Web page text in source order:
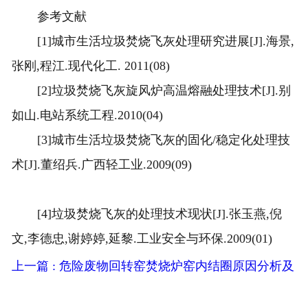
参考文献
[1]城市生活垃圾焚烧飞灰处理研究进展[J].海景,
张刚,程江.现代化工. 2011(08)
[2]垃圾焚烧飞灰旋风炉高温熔融处理技术[J].别
如山.电站系统工程.2010(04)
[3]城市生活垃圾焚烧飞灰的固化/稳定化处理技
术[J].董绍兵.广西轻工业.2009(09)
[4]垃圾焚烧飞灰的处理技术现状[J].张玉燕,倪
文,李德忠,谢婷婷,延黎.工业安全与环保.2009(01)
上一篇 : 危险废物回转窑焚烧炉窑内结圈原因分析及